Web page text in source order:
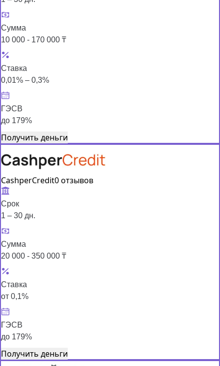
Сумма
10 000 - 170 000 ₸
Ставка
0,01% – 0,3%
ГЭСВ
до 179%
Получить деньги
CashperCredit0 отзывов
Срок
1 – 30 дн.
Сумма
20 000 - 350 000 ₸
Ставка
от 0,1%
ГЭСВ
до 179%
Получить деньги